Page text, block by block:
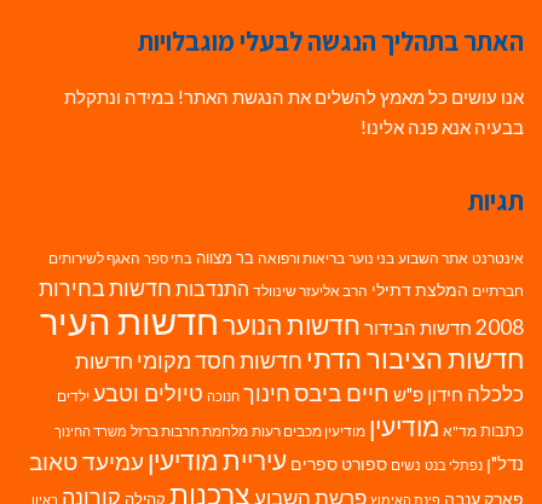
האתר בתהליך הנגשה לבעלי מוגבלויות
אנו עושים כל מאמץ להשלים את הנגשת האתר! במידה ונתקלת
בבעיה אנא פנה אלינו!
תגיות
אינטרנט אתר השבוע בני נוער בריאות ורפואה בר מצווה בתי ספר האגף לשירותים
חברתיים המלצת דתילי הרב אליעזר שינוולד התנדבות חדשות בחירות
2008 חדשות הבידור חדשות הנוערחדשות העיר
חדשות הציבור הדתי חדשות חסד מקומי חדשות
כלכלה חידון פ"ש חיים ביבסחינוך חנוכה טיולים וטבע ילדים
כתבות מד"א מודיעין מודיעין מכבים רעות מלחמת חרבות ברזל משרד החינוך
נדל"ן נפתלי בנט נשים ספורט ספרים עיריית מודיעין עמיעד טאוב
פארק ענבה פינת האימוץ פרשת השבועצרכנות קהילה קורונה ראיון